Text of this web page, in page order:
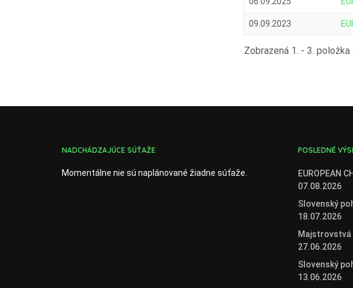
09.09.2023
Zobrazená 1. - 3.
NADCHÁDZAJÚCE SÚŤAŽE
Momentálne nie sú naplánované žiadne súťaže.
POSLEDNÉ
EUROPEAN
07.08.2026
Slovenský
18.07.2026
Majstrovstvá
27.06.2026
Slovenský
13.06.2026